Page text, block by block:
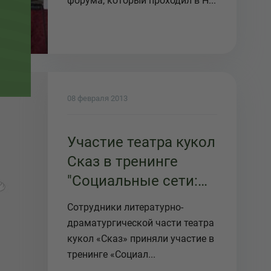
08 февраля 2013
Участие театра кукол
Сказ в тренинге
"Социальные сети:
как театру выстроить
эффективное
продвижение"
Сотрудники литературно-
драматургической части театра
кукол «Сказ» приняли участие в
тренинге «Социал...